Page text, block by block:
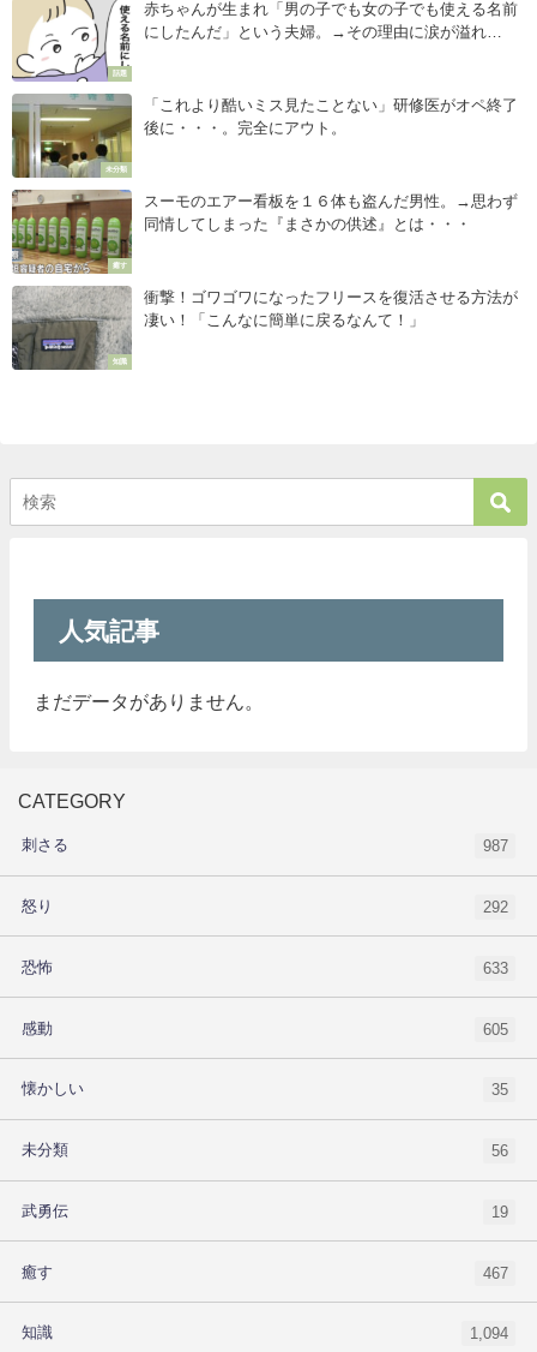
話題
赤ちゃんが生まれ「男の子でも女の子でも使える名前
にしたんだ」という夫婦。→その理由に涙が溢れ
未分類
「これより酷いミス見たことない」研修医がオペ終了
後に・・・。完全にアウト。
癒す
スーモのエアー看板を１６体も盗んだ男性。→思わず
同情してしまった『まさかの供述』とは・・・
知識
衝撃！ゴワゴワになったフリースを復活させる方法が
凄い！「こんなに簡単に戻るなんて！」
人気記事
まだデータがありません。
CATEGORY
刺さる 987
怒り 292
恐怖 633
感動 605
懐かしい 35
未分類 56
武勇伝 19
癒す 467
知識 1,094